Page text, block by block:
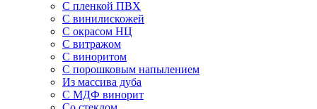
С пленкой ПВХ
С винилискожей
С окрасом НЦ
С витражом
С виноритом
С порошковым напылением
Из массива дуба
С МДФ винорит